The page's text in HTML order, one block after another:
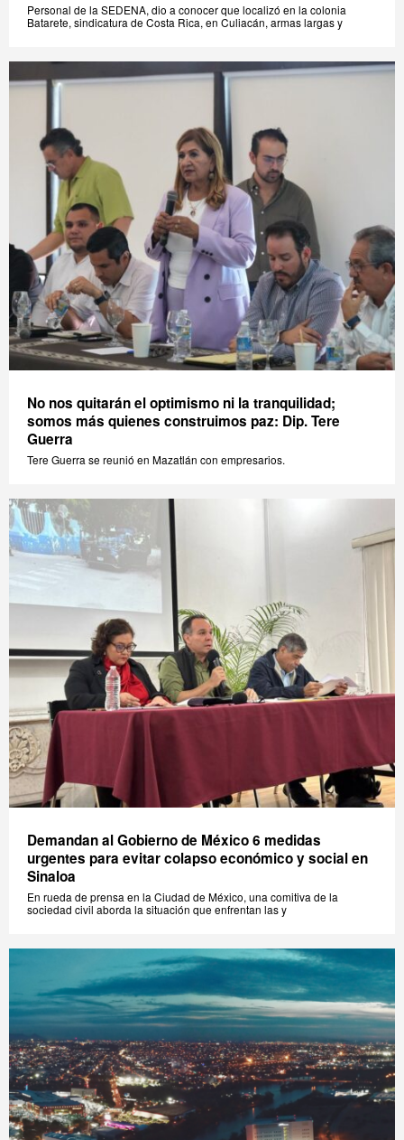
Personal de la SEDENA, dio a conocer que localizó en la colonia
Batarete, sindicatura de Costa Rica, en Culiacán, armas largas y
No nos quitarán el optimismo ni la tranquilidad;
somos más quienes construimos paz: Dip. Tere
Guerra
Tere Guerra se reunió en Mazatlán con empresarios.
Demandan al Gobierno de México 6 medidas
urgentes para evitar colapso económico y social en
Sinaloa
En rueda de prensa en la Ciudad de México, una comitiva de la
sociedad civil aborda la situación que enfrentan las y